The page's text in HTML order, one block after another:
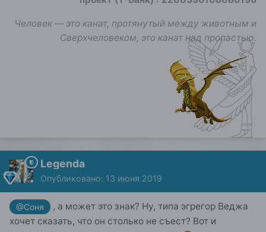
Человек — это канат, протянутый между животным и
Сверхчеловеком, это канат над пропастью.
Legenda
Опубликовано: 13 июня 2019
@Соня
, а может это знак? Ну, типа эгрегор Веджа
хочет сказать, что он столько не съест? Вот и